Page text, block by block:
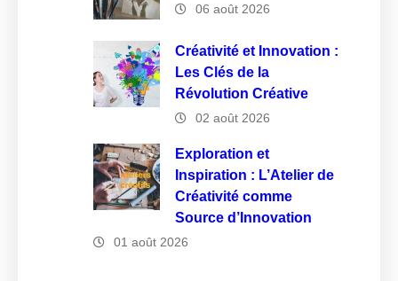
06 août 2026
Créativité et Innovation :
Les Clés de la
Révolution Créative
02 août 2026
Exploration et
Inspiration : L’Atelier de
Créativité comme
Source d’Innovation
01 août 2026